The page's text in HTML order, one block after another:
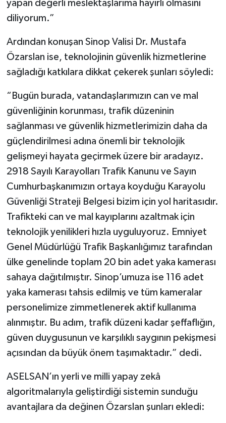
yapan değerli meslektaşlarıma hayırlı olmasını
diliyorum.”
Ardından konuşan Sinop Valisi Dr. Mustafa
Özarslan ise, teknolojinin güvenlik hizmetlerine
sağladığı katkılara dikkat çekerek şunları söyledi:
“Bugün burada, vatandaşlarımızın can ve mal
güvenliğinin korunması, trafik düzeninin
sağlanması ve güvenlik hizmetlerimizin daha da
güçlendirilmesi adına önemli bir teknolojik
gelişmeyi hayata geçirmek üzere bir aradayız.
2918 Sayılı Karayolları Trafik Kanunu ve Sayın
Cumhurbaşkanımızın ortaya koyduğu Karayolu
Güvenliği Strateji Belgesi bizim için yol haritasıdır.
Trafikteki can ve mal kayıplarını azaltmak için
teknolojik yenilikleri hızla uyguluyoruz. Emniyet
Genel Müdürlüğü Trafik Başkanlığımız tarafından
ülke genelinde toplam 20 bin adet yaka kamerası
sahaya dağıtılmıştır. Sinop’umuza ise 116 adet
yaka kamerası tahsis edilmiş ve tüm kameralar
personelimize zimmetlenerek aktif kullanıma
alınmıştır. Bu adım, trafik düzeni kadar şeffaflığın,
güven duygusunun ve karşılıklı saygının pekişmesi
açısından da büyük önem taşımaktadır.” dedi.
ASELSAN’ın yerli ve milli yapay zekâ
algoritmalarıyla geliştirdiği sistemin sunduğu
avantajlara da değinen Özarslan şunları ekledi: